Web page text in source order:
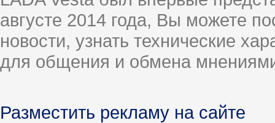
августе 2014 года, Вы можете
новости, узнать технические
для общения и обмена
Разместить рекламу на сайте